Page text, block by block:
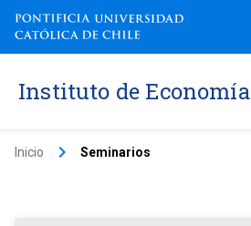
Instituto de Economía
Inicio keyboard_arrow_right Seminarios